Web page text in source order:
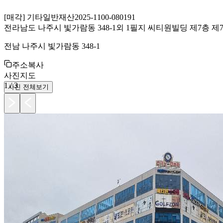
[매각] 기타일반재산2025-1100-080191
전라남도 나주시 빛가람동 348-1외 1필지 씨티원빌딩 제7층 제
전남 나주시 빛가람동 348-1
주소복사
사진지도
1 /3
사진 전체보기